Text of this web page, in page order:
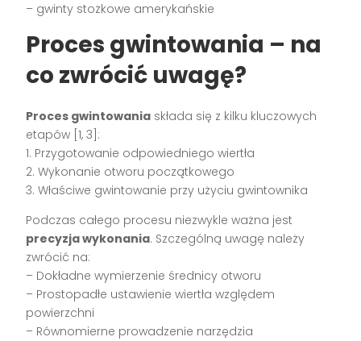
– gwinty stożkowe amerykańskie
Proces gwintowania – na
co zwrócić uwagę?
Proces gwintowania składa się z kilku kluczowych
etapów [1, 3]:
1. Przygotowanie odpowiedniego wiertła
2. Wykonanie otworu początkowego
3. Właściwe gwintowanie przy użyciu gwintownika
Podczas całego procesu niezwykle ważna jest
precyzja wykonania. Szczególną uwagę należy
zwrócić na:
– Dokładne wymierzenie średnicy otworu
– Prostopadłe ustawienie wiertła względem
powierzchni
– Równomierne prowadzenie narzędzia